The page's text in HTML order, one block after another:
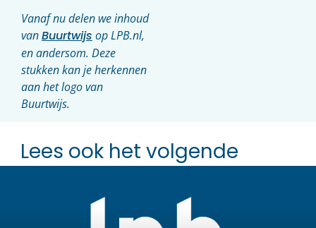
Vanaf nu delen we inhoud
vanBuurtwijs op LPB.nl,
en andersom. Deze
stukken kan je herkennen
aan het logo van
Buurtwijs.
Lees ook het volgende